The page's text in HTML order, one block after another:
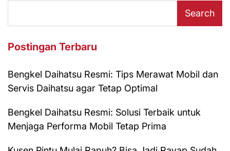
Search
Postingan Terbaru
Bengkel Daihatsu Resmi: Tips Merawat Mobil dan
Servis Daihatsu agar Tetap Optimal
Bengkel Daihatsu Resmi: Solusi Terbaik untuk
Menjaga Performa Mobil Tetap Prima